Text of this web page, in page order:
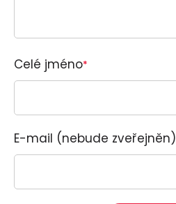
Celé jméno*
E-mail (nebude zveřejněn)